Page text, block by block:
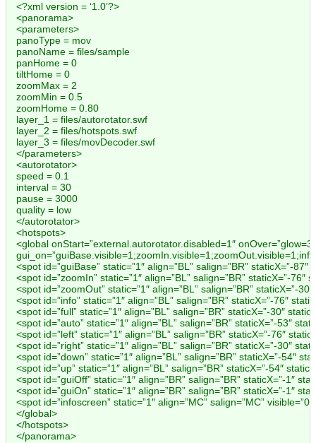
<?xml version = ‘1.0’?>
<panorama>
<parameters>
panoType = mov
panoName = files/sample
panHome = 0
tiltHome = 0
zoomMax = 2
zoomMin = 0.5
zoomHome = 0.80
layer_1 = files/autorotator.swf
layer_2 = files/hotspots.swf
layer_3 = files/movDecoder.swf
</parameters>
<autorotator>
speed = 0.1
interval = 30
pause = 3000
quality = low
</autorotator>
<hotspots>
<global onStart=”external.autorotator.disabled=1″
<spot id=”guiBase” static=”1″ align=”BL” salign=”BR” staticX=”-
<spot id=”zoomIn” static=”1″ align=”BL” salign=”BR” staticX=”-
<spot id=”zoomOut” static=”1″ align=”BL” salign=”BR” staticX=”-
<spot id=”info” static=”1″ align=”BL” salign=”BR” staticX=”-76″
<spot id=”full” static=”1″ align=”BL” salign=”BR” staticX=”-30″
<spot id=”auto” static=”1″ align=”BL” salign=”BR” staticX=”-53″
<spot id=”left” static=”1″ align=”BL” salign=”BR” staticX=”-76″
<spot id=”right” static=”1″ align=”BL” salign=”BR” staticX=”-30″
<spot id=”down” static=”1″ align=”BL” salign=”BR” staticX=”-54″
<spot id=”up” static=”1″ align=”BL” salign=”BR” staticX=”-54″
<spot id=”guiOff” static=”1″ align=”BR” salign=”BR” staticX=”-1″
<spot id=”guiOn” static=”1″ align=”BR” salign=”BR” staticX=”-1″
<spot id=”infoscreen” static=”1″ align=”MC” salign=”MC”
</global>
</hotspots>
</panorama>